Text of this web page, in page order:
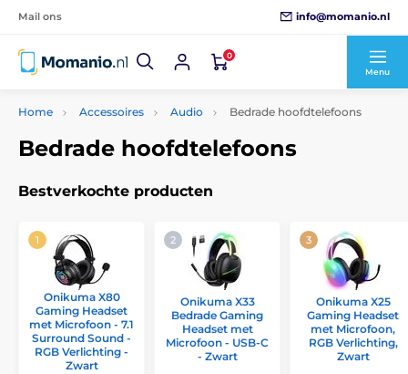
Mail ons info@momanio.nl
0
Menu
Home Accessoires Audio Bedrade hoofdtelefoons
Bedrade hoofdtelefoons
Bestverkochte producten
Onikuma X80
Gaming Headset
met Microfoon - 7.1
Surround Sound -
RGB Verlichting -
Zwart
Onikuma X33
Bedrade Gaming
Headset met
Microfoon - USB-C
- Zwart
Onikuma X25
Gaming Headset
met Microfoon,
RGB Verlichting,
Zwart